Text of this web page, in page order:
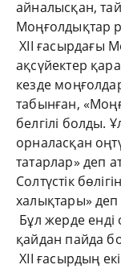
айналысқан,
Моңғолдықтар
ХІІ ғасырдағы
ақсүйектер
кезде
табынған,
белгілі болды.
орналасқан
татарлар» деп
Солтүстік
халықтары» деп
Бұл жерде
қайдан пайда
ХІІ ғасырдың